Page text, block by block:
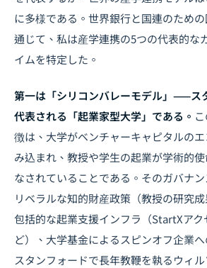
に多様である。世界銀行と国連のため
通じて、私は産学連携の5つの代表的な
イムを特定した。
第一は「シリコンバレーモデル」——ス
代表される「起業家型大学」である。
徴は、大学がベンチャーキャピタルの
み込まれ、教授や学生の起業が学術的
なされていることである。そのガバナ
リベラルな知的財産政策（教授の研究
包括的な起業支援インフラ（StartXアク
ど）、大学基金によるスピンオフ企業
スタンフォードで長年教鞭を執るウィ